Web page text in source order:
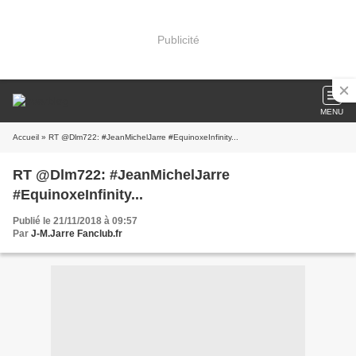
Publicité
MENU
Accueil » RT @Dlm722: #JeanMichelJarre #EquinoxeInfinity...
RT @Dlm722: #JeanMichelJarre
#EquinoxeInfinity...
Publié le 21/11/2018 à 09:57
Par J-M.Jarre Fanclub.fr